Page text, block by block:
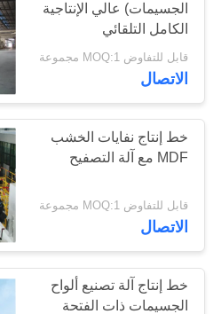
الجسيمات) عالي الإنتاجية
الكامل التلقائي
قابل للتفاوض MOQ:1 مجموعة
الاتصال
خط إنتاج نفايات الخشب
MDF مع آلة التصفيح
قابل للتفاوض MOQ:1 مجموعة
الاتصال
خط إنتاج آلة تصنيع ألواح
الجسيمات ذات الفتحة